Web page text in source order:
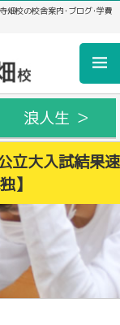
畑校の校舎案内･ブログ･学費
浪人生 ＞
大入試結果速
】